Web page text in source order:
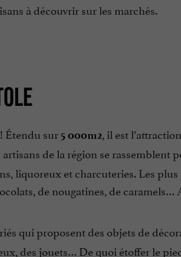
à découvrir sur les marchés.
Étendu sur 5 000m2, il est l’attraction
artisans de la région se rassemblent
liquoreux et charcuteries. Les plus
de nougatines, de caramels…
qui proposent des objets de
des jouets… De quoi étoffer le